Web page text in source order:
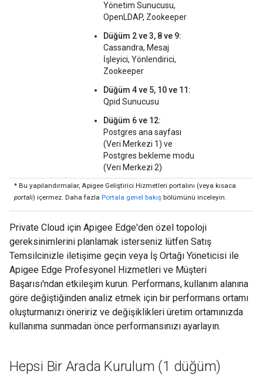
Yönetim Sunucusu,
OpenLDAP, Zookeeper
Düğüm 2 ve 3, 8 ve 9:
Cassandra, Mesaj
İşleyici, Yönlendirici,
Zookeeper
Düğüm 4 ve 5, 10 ve 11:
Qpid Sunucusu
Düğüm 6 ve 12:
Postgres ana sayfası
(Veri Merkezi 1) ve
Postgres bekleme modu
(Veri Merkezi 2)
* Bu yapılandırmalar, Apigee Geliştirici Hizmetleri portalını (veya kısaca
portalı) içermez. Daha fazla Portala genel bakış bölümünü inceleyin.
Private Cloud için Apigee Edge'den özel topoloji
gereksinimlerini planlamak isterseniz lütfen Satış
Temsilcinizle iletişime geçin veya İş Ortağı Yöneticisi ile
Apigee Edge Profesyonel Hizmetleri ve Müşteri
Başarısı'ndan etkileşim kurun. Performans, kullanım alanına
göre değiştiğinden analiz etmek için bir performans ortamı
oluşturmanızı öneririz ve değişiklikleri üretim ortamınızda
kullanıma sunmadan önce performansınızı ayarlayın.
Hepsi Bir Arada Kurulum (1 düğüm)